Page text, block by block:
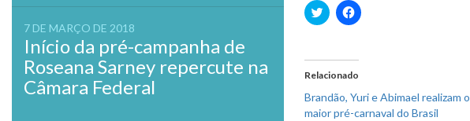
7 DE MARÇO DE 2018
Início da pré-campanha de
Roseana Sarney repercute na
Câmara Federal
Clique
para
em
nova
janela)
Clique
para
em
nova
janela)
Relacionado
Brandão, Yuri e Abimael realizam o
maior pré-carnaval do Brasil